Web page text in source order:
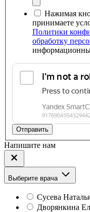
Нажимая
принимаете
Политики
обработку
Отправить
Напишите нам
Выберите врача
Сусева
Дворянкина